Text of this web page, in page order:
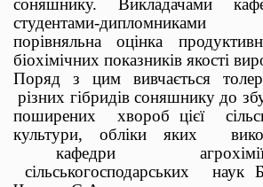
соняшнику. Викладачами
студентами-дипломниками
порівняльна оцінка
біохімічних показників якості
Поряд з цим вивчається
різних гібридів соняшнику до
поширених
хвороб цієї
культури, обліки яких
кафедри
сільськогосподарських
наук